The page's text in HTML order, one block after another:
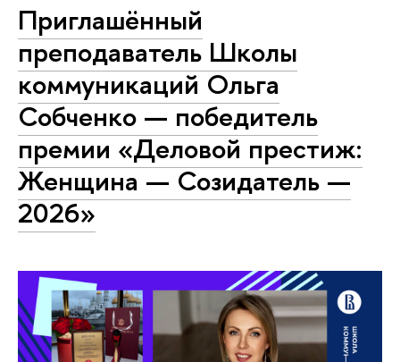
Приглашённый
преподаватель Школы
коммуникаций Ольга
Собченко — победитель
премии «Деловой престиж:
Женщина — Созидатель —
2026»